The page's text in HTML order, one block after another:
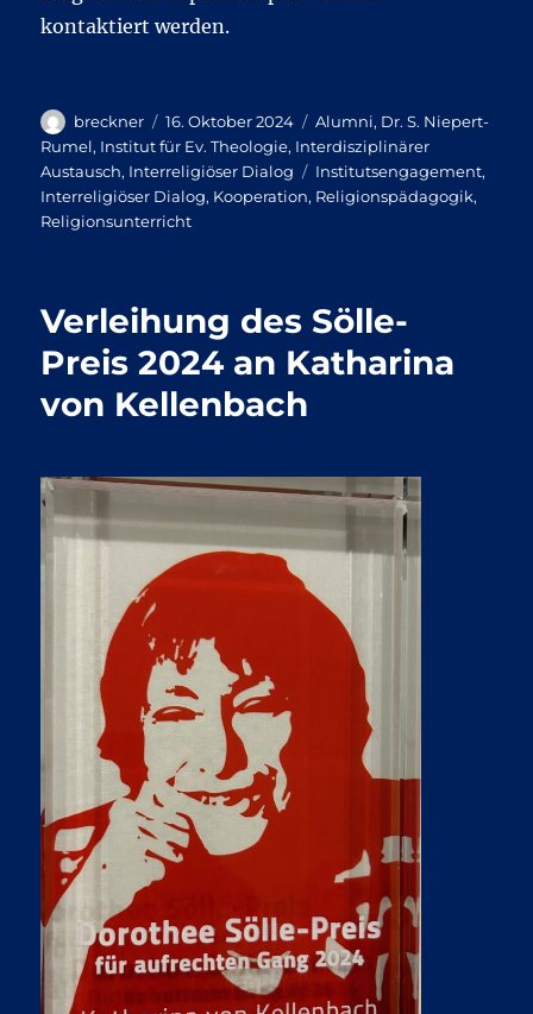
kontaktiert werden.
Autor
breckner
Veröffentlicht
am
16. Oktober 2024 Kategorien
Alumni, Dr. S. Niepert-
Rumel, Institut für Ev. Theologie, Interdisziplinärer
Austausch, Interreligiöser Dialog Schlagwörter
Institutsengagement,
Interreligiöser Dialog, Kooperation, Religionspädagogik,
Religionsunterricht
Verleihung des Sölle-
Preis 2024 an Katharina
von Kellenbach